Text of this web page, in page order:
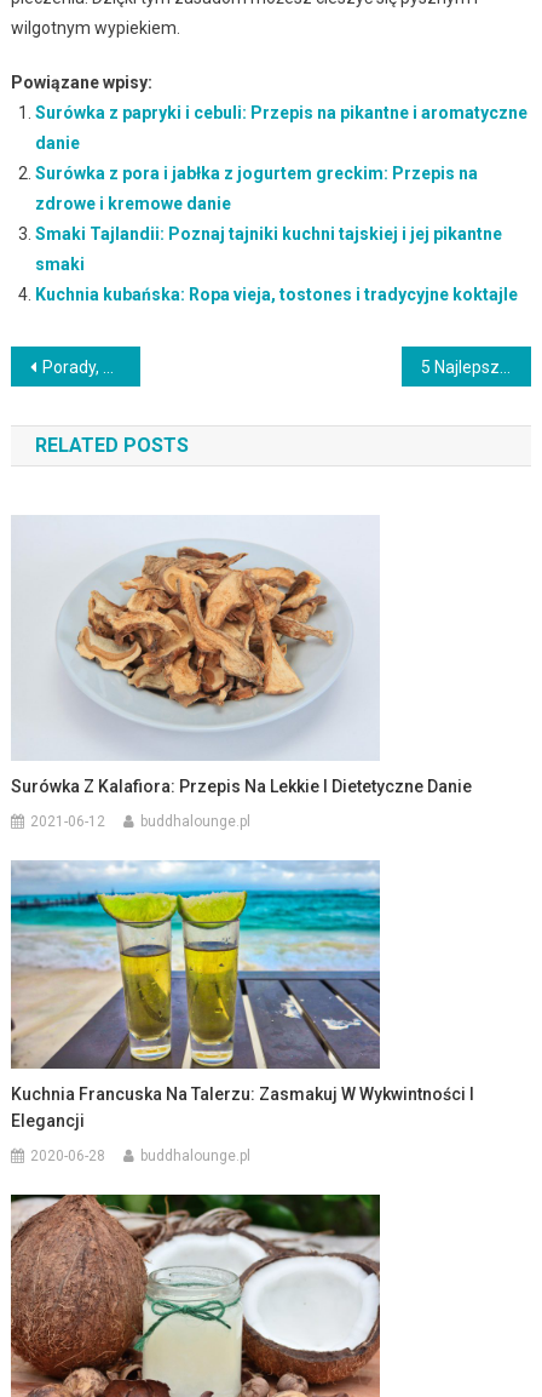
wilgotnym wypiekiem.
Powiązane wpisy:
Surówka z papryki i cebuli: Przepis na pikantne i aromatyczne
danie
Surówka z pora i jabłka z jogurtem greckim: Przepis na
zdrowe i kremowe danie
Smaki Tajlandii: Poznaj tajniki kuchni tajskiej i jej pikantne
smaki
Kuchnia kubańska: Ropa vieja, tostones i tradycyjne koktajle
Nawigacja
wpisu
Porady, aby zrobić zdrowy przepis na sałatkę
RELATED POSTS
Surówka Z Kalafiora: Przepis Na Lekkie I Dietetyczne Danie
2021-06-12 buddhalounge.pl
Kuchnia Francuska Na Talerzu: Zasmakuj W Wykwintności I
Elegancji
2020-06-28 buddhalounge.pl